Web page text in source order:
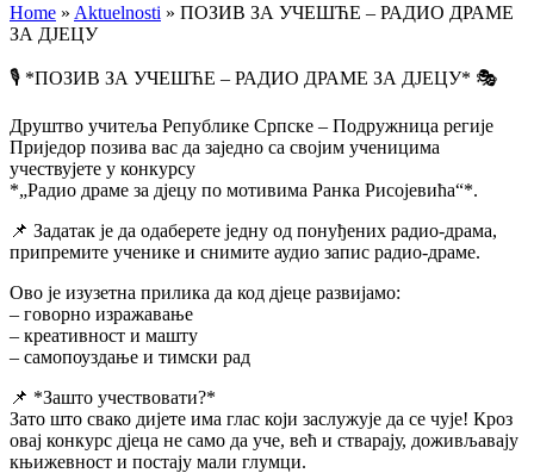
Home » Aktuelnosti » ПОЗИВ ЗА УЧЕШЋЕ – РАДИО ДРАМЕ
ЗА ДЈЕЦУ
🎙️ *ПОЗИВ ЗА УЧЕШЋЕ – РАДИО ДРАМЕ ЗА ДЈЕЦУ* 🎭
Друштво учитеља Републике Српске – Подружница регије
Приједор позива вас да заједно са својим ученицима
учествујете у конкурсу
*„Радио драме за дјецу по мотивима Ранка Рисојевића“*.
📌 Задатак је да одаберете једну од понуђених радио-драма,
припремите ученике и снимите аудио запис радио-драме.
Ово је изузетна прилика да код дјеце развијамо:
– говорно изражавање
– креативност и машту
– самопоуздање и тимски рад
📌 *Зашто учествовати?*
Зато што свако дијете има глас који заслужује да се чује! Кроз
овај конкурс дјеца не само да уче, већ и стварају, доживљавају
књижевност и постају мали глумци.